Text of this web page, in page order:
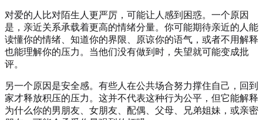
对爱的人比对陌生人更严厉，可能让人感到困惑。一个原因
是，亲近关系承载着更高的情绪分量。你可能期待亲近的人能
读懂你的情绪、知道你的界限、原谅你的语气，或者不用解释
也能理解你的压力。当他们没有做到时，失望就可能变成批
评。
另一个原因是安全感。有些人在公共场合努力撑住自己，回到
家才释放积压的压力。这并不代表这种行为公平，但它能解释
为什么你的男朋友、女朋友、配偶、父母、兄弟姐妹，或亲密